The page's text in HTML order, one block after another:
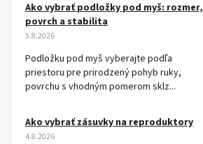
Ako vybrať podložky pod myš: rozmer,
povrch a stabilita
5.8.2026
Podložku pod myš vyberajte podľa
priestoru pre prirodzený pohyb ruky,
povrchu s vhodným pomerom sklz...
Ako vybrať zásuvky na reproduktory
4.8.2026